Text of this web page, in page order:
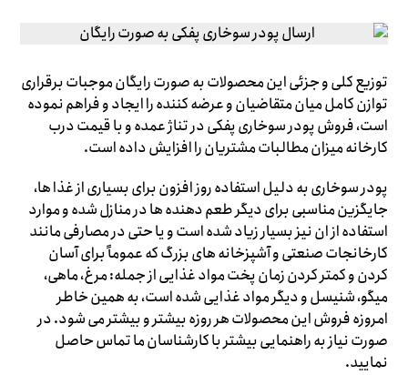
توزیع کلی و جزئی این محصولات به صورت رایگان موجبات برقراری
توازن کامل میان متقاضیان و عرضه کننده را ایجاد و فراهم نموده
است، فروش پودر سوخاری پفکی در تناژ عمده و با قیمت درب
کارخانه میزان مطالبات مشتریان را افزایش داده است.
پودر سوخاری به دلیل استفاده روز افزون برای بسیاری از غذا ها،
جایگزین مناسبی برای دیگر طعم دهنده ها در منازل شده و موارد
استفاده از ان نیز بسیار زیاد شده است و یا حتی در مصارفی مانند
کارخانجات صنعتی و آشپزخانه های بزرگ که عموماً برای آسان
کردن و کمتر کردن زمان پخت مواد غذایی از جمله: مرغ، ماهی،
میگو، شنیسل و دیگر مواد غذایی شده است، به همین خاطر
امروزه فروش این محصولات هر روزه بیشتر و بیشتر می شود. در
صورت نیاز به راهنمایی بیشتر با کارشناسان ما تماس حاصل
نمایید.